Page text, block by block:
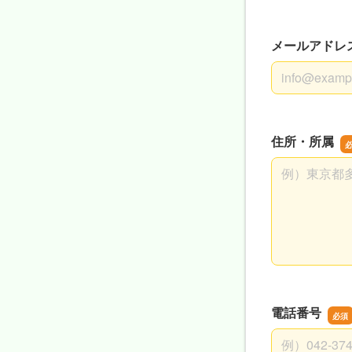
メールアドレ
メールアドレ
住所・所属
住所・所属
電話番号
電話番号